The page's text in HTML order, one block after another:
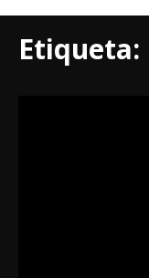
Etiqueta: